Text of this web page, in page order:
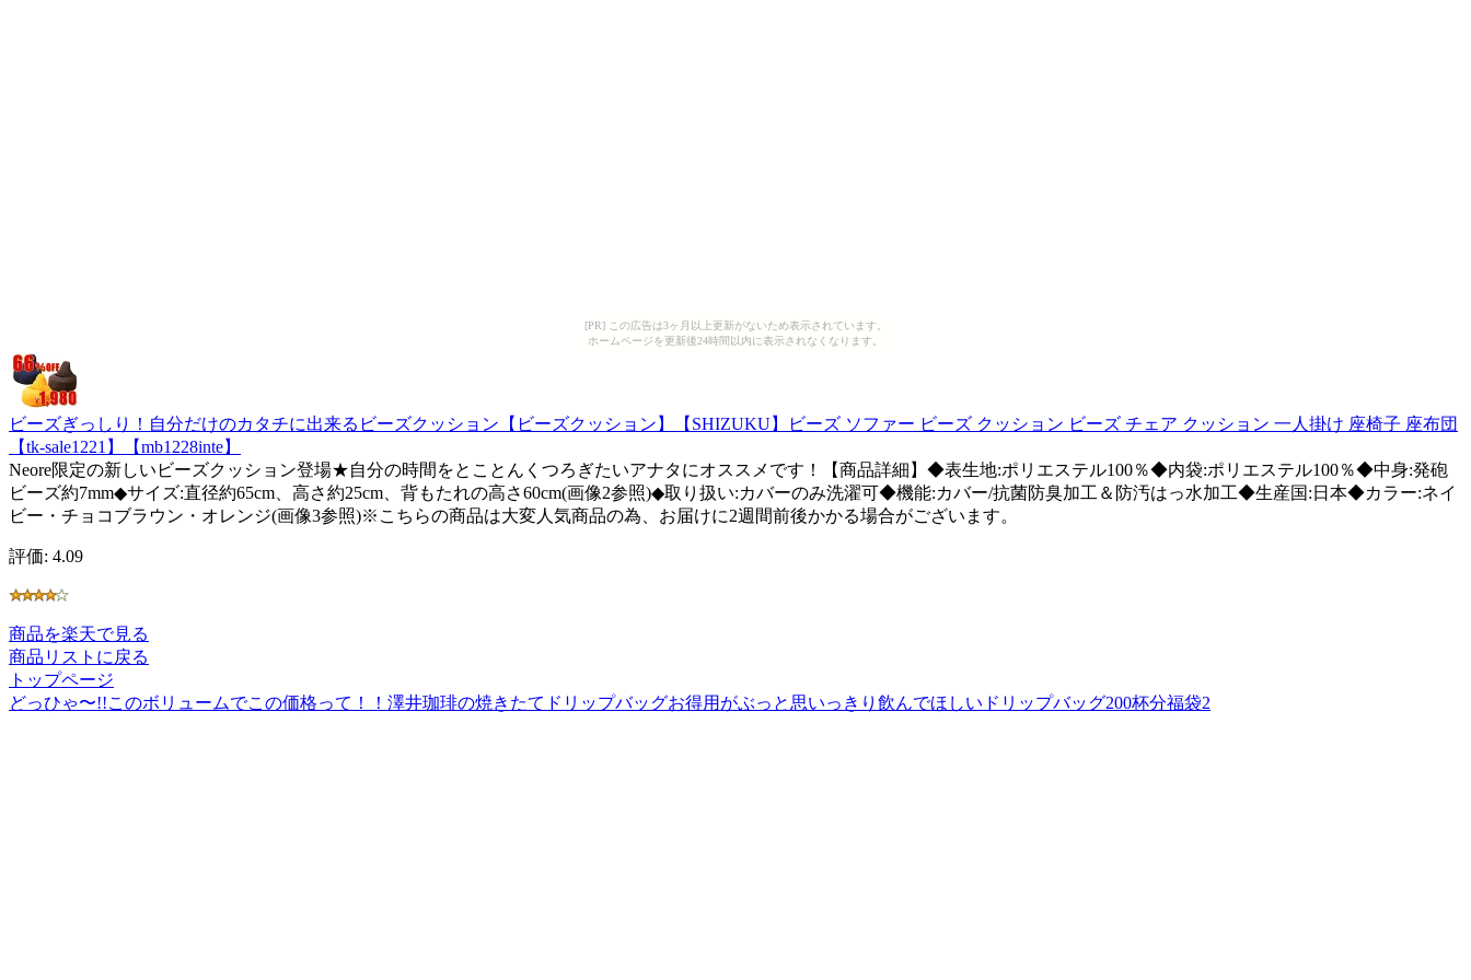
[PR] この広告は3ヶ月以上更新がないため表示されています。
ホームページを更新後24時間以内に表示されなくなります。
ビーズぎっしり！自分だけのカタチに出来るビーズクッション【ビーズクッション】【SHIZUKU】ビーズ ソファー ビーズ クッション ビーズ チェア クッション 一人掛け 座椅子 座布団
【tk-sale1221】【mb1228inte】
Neore限定の新しいビーズクッション登場★自分の時間をとことんくつろぎたいアナタにオススメです！【商品詳細】◆表生地:ポリエステル100％◆内袋:ポリエステル100％◆中身:発砲
ビーズ約7mm◆サイズ:直径約65cm、高さ約25cm、背もたれの高さ60cm(画像2参照)◆取り扱い:カバーのみ洗濯可◆機能:カバー/抗菌防臭加工＆防汚はっ水加工◆生産国:日本◆カラー:ネイ
ビー・チョコブラウン・オレンジ(画像3参照)※こちらの商品は大変人気商品の為、お届けに2週間前後かかる場合がございます。
評価: 4.09
商品を楽天で見る
商品リストに戻る
トップページ
どっひゃ〜!!このボリュームでこの価格って！！澤井珈琲の焼きたてドリップバッグお得用がぶっと思いっきり飲んでほしいドリップバッグ200杯分福袋2